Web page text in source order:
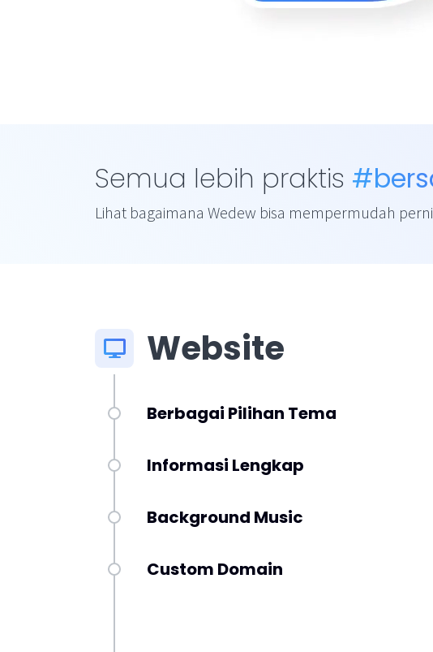
Semua lebih praktis
Lihat bagaimana Wedew bisa mempermudah
Website
Berbagai Pilihan Tema
Informasi Lengkap
Background Music
Custom Domain